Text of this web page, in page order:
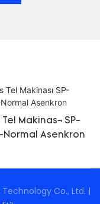
Tel Makinası SP-
-Normal Asenkron
Co., Ltd. |